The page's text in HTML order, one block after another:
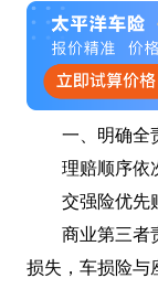
一、明确全
理赔顺序依
交强险优先
商业第三者
损失，车损险与